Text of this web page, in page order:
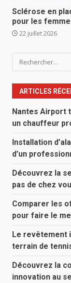
Sclérose en
pour les
22 juillet 2026
Rechercher :
ARTICLES
Nantes Airport
un chauffeur
Installation
d’un
Découvrez la
pas de chez
Comparer les
pour faire le
Le revêtement
terrain de
Découvrez la
innovation au